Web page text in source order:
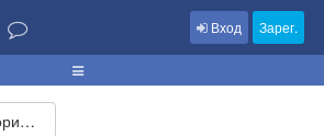
Вход Зарег.
Найти мемориал